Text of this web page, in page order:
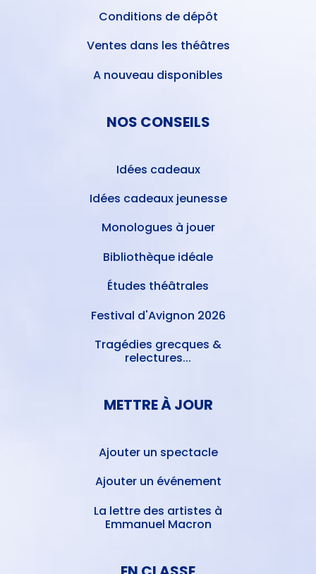
Conditions de dépôt
Ventes dans les théâtres
A nouveau disponibles
NOS CONSEILS
Idées cadeaux
Idées cadeaux jeunesse
Monologues à jouer
Bibliothèque idéale
Études théâtrales
Festival d'Avignon 2026
Tragédies grecques &
relectures...
METTRE À JOUR
Ajouter un spectacle
Ajouter un événement
La lettre des artistes à
Emmanuel Macron